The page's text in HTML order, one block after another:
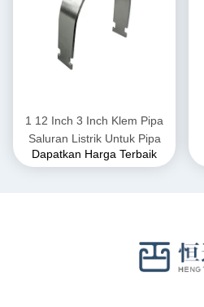
1 12 Inch 3 Inch Klem Pipa
Saluran Listrik Untuk Pipa
Dapatkan Harga Terbaik